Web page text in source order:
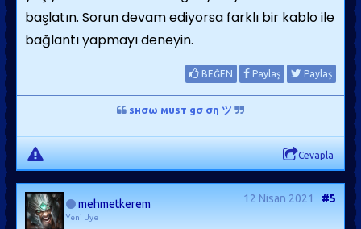
başlatın. Sorun devam ediyorsa farklı bir kablo ile
bağlantı yapmayı deneyin.
BEĞEN Paylaş Paylaş
ѕнσω мυѕт gσ ση ツ
Cevapla
mehmetkerem
Yeni Üye
12 Nisan 2021 #5